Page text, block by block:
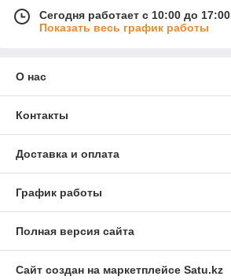
Сегодня работает с 10:00 до 17:00
Показать весь график работы
О нас
Контакты
Доставка и оплата
График работы
Полная версия сайта
Сайт создан на маркетплейсе Satu.kz